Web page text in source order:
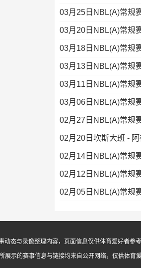
02月20日坎斯大班 -
态与录像整理内容，页面信息仅供体育爱好者参考
示的赛事信息与链接均来自公开网络，仅供体育爱